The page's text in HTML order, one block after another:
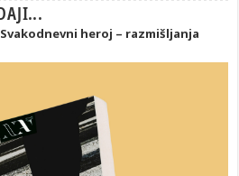
heroj – razmišljanja